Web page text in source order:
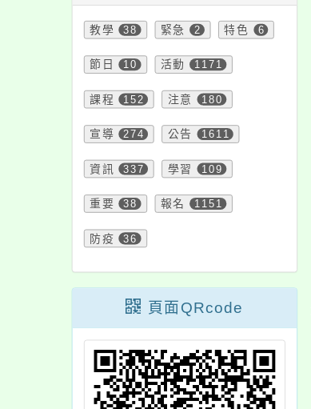
教學 38 緊急 2 特色 6
節日 10 活動 1171
課程 152 注意 180
宣導 274 公告 1611
資訊 337 學習 109
重要 38 報名 1151
防疫 36
頁面QRcode